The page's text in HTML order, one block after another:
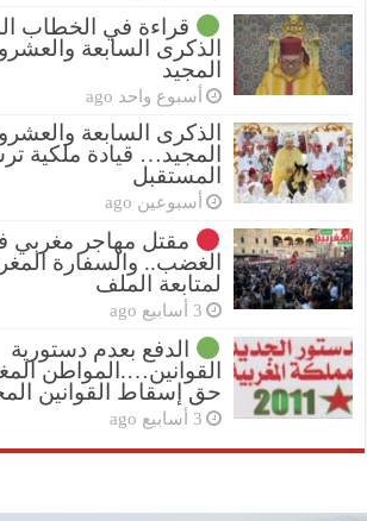
قراءة في الخطاب
الذكرى السابعة
المجيد
أسبوع واحد ago
الذكرى السابعة
المجيد… قيادة ملكية
المستقبل
أسبوعين ago
مقتل مهاجر مغربي
الغضب.. والسفارة
لمتابعة الملف
3 أسابيع ago
الدفع بعدم دستورية
القوانين….المواطن
حق إسقاط القوانين
3 أسابيع ago